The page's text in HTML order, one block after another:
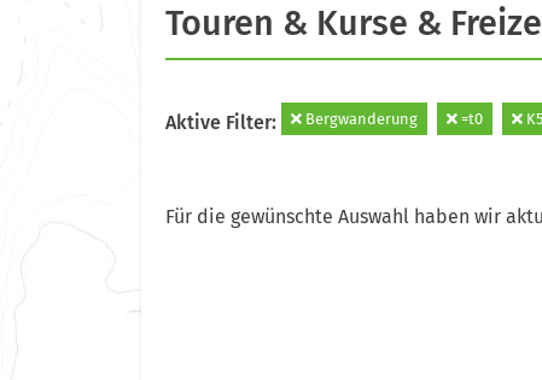
Touren & Kurse &
Aktive Filter: Bergwanderung =t0 K5
Für die gewünschte Auswahl haben wir